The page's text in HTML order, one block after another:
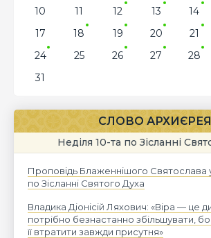
10
11 12 13 14
17
18 19 20 21
24
25 26 27 28
31
СЛОВО АРХИЄРЕЯ
Неділя 10-та по Зісланні
Проповідь Блаженнішого Святослава
по Зісланні Святого Духа
Владика Діонісій Ляхович: «Віра — це
потрібно безнастанно збільшувати,
її втратити завжди присутня»